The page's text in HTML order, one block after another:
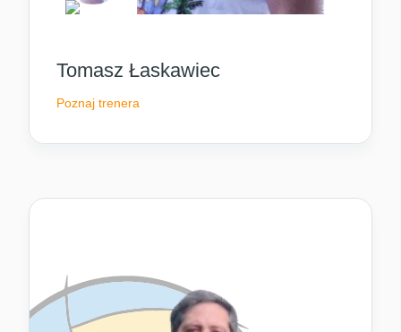
Tomasz Łaskawiec
Poznaj trenera